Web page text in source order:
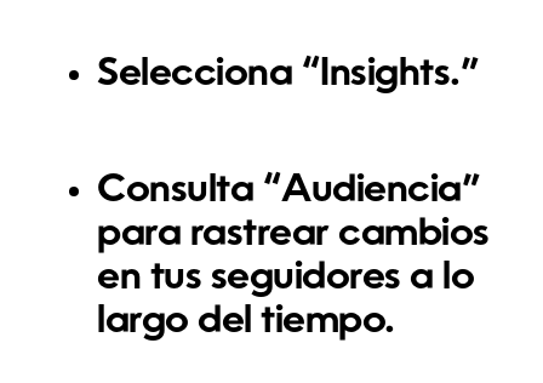
Selecciona “Insights.”
Consulta “Audiencia”
para rastrear cambios
en tus seguidores a lo
largo del tiempo.